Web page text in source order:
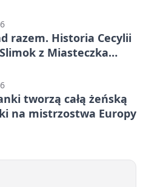
razem. Historia Cecylii
z Miasteczka
tworzą całą żeńską
na mistrzostwa Europy